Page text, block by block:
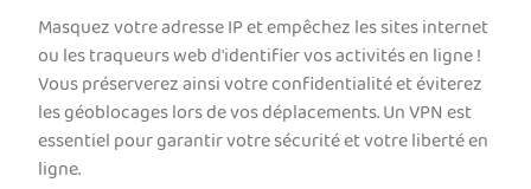
Masquez votre adresse IP et empêchez les sites internet
ou les traqueurs web d'identifier vos activités en ligne !
Vous préserverez ainsi votre confidentialité et éviterez
les géoblocages lors de vos déplacements. Un VPN est
essentiel pour garantir votre sécurité et votre liberté en
ligne.